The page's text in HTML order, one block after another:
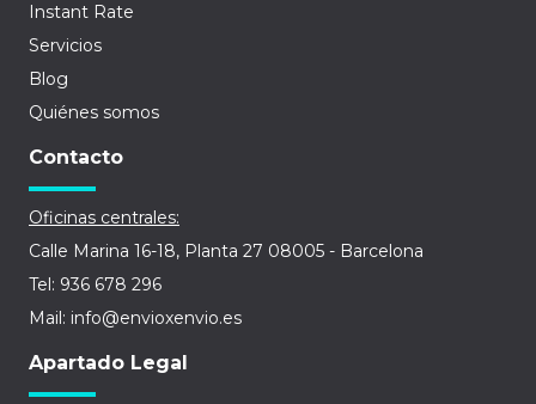
Instant Rate
Servicios
Blog
Quiénes somos
Contacto
Oficinas centrales:
Calle Marina 16-18, Planta 27 08005 - Barcelona
Tel: 936 678 296
Mail: info@envioxenvio.es
Apartado Legal